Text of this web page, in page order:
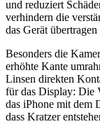
und reduziert
verhindern die
das Gerät
Besonders die
erhöhte Kante
Linsen direkten
für das Display: Die
das iPhone mit dem
dass Kratzer